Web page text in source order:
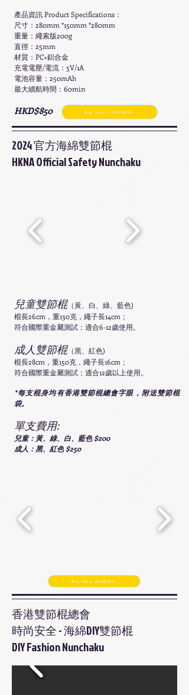
產品資訊 Product Specifications：
尺寸：280mm *150mm *280mm
重量：繩索版200g
直徑：25mm
材質：PC+鋁合金
充電電壓/電流：5V/1A
電池容量：250mAh
最大續航時間：60min
Buy Now - HKD$850
HKD$850
2024 官方海綿雙節棍
HKNA Official Safety Nunchaku
兒童雙節棍（黃、白、綠、藍色)
棍長26cm，重130克，繩子長14cm；
符合國際重金屬測試；適合6-12歲使用。
成人雙節棍（黑、紅色)
棍長28cm，重150克，繩子長16cm；
符合國際重金屬測試；適合12歲以上使用。
*每支棍身均有香港雙節棍總會字眼，附送雙節棍
袋。
單支費用:
兒童：黃、綠、白、藍色 $200
成人：黑、紅色 $250
Buy Now HKD$250
香港雙節棍總會
時尚安全 - 海綿DIY雙節棍
DIY Fashion Nunchaku